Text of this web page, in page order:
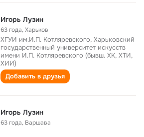
Игорь Лузин
63 года,Харьков
ХГУИ им.И.П. Котляревского, Харьковский
государственный университет искусств
имени И.П. Котляревского (бывш. ХК, ХТИ,
ХИИ)
Добавить в друзья
Игорь Лузин
63 года, Варшава